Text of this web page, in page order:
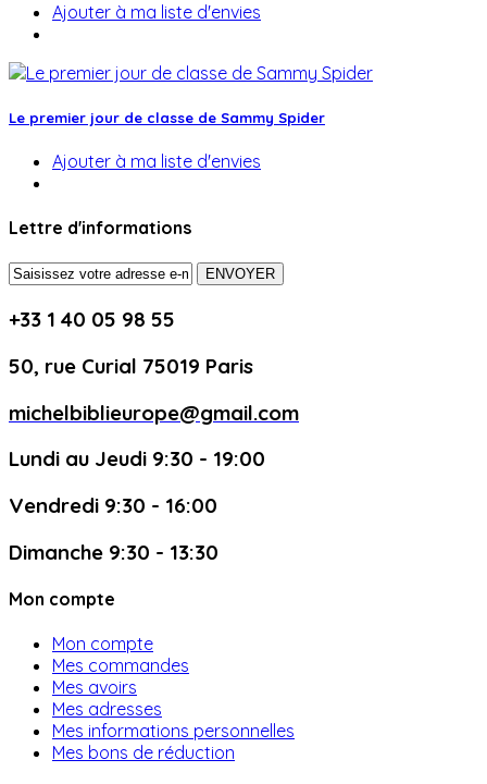
Ajouter à ma liste d'envies
Le premier jour de classe de Sammy Spider
Ajouter à ma liste d'envies
Lettre d'informations
ENVOYER
+33 1 40 05 98 55
50, rue Curial 75019 Paris
michelbiblieurope@gmail.com
Lundi au Jeudi 9:30 - 19:00
Vendredi 9:30 - 16:00
Dimanche 9:30 - 13:30
Mon compte
Mon compte
Mes commandes
Mes avoirs
Mes adresses
Mes informations personnelles
Mes bons de réduction